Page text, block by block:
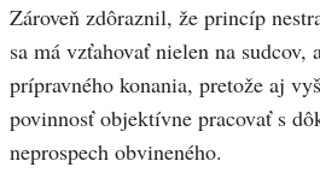
Zároveň zdôraznil, že princíp
sa má vzťahovať nielen na sudcov,
prípravného konania, pretože aj
povinnosť objektívne pracovať s
neprospech obvineného.